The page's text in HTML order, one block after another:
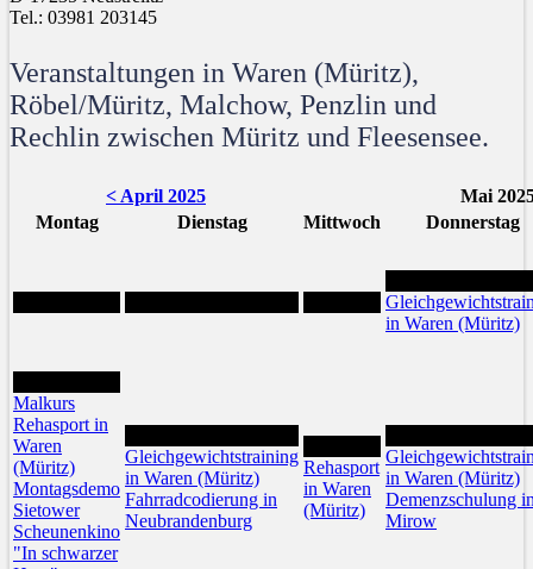
Tel.: 03981 203145
Veranstaltungen in Waren (Müritz),
Röbel/Müritz, Malchow, Penzlin und
Rechlin zwischen Müritz und Fleesensee.
< April 2025
Mai
Montag
Dienstag Mittwoch Donnerstag
in Waren (Müritz)
Malkurs
Rehasport in
Waren
(Müritz)
Montagsdemo
Sietower
Scheunenkino
"In schwarzer
Gleichgewichtstraining
in Waren (Müritz)
Fahrradcodierung in
Neubrandenburg
Rehasport
in Waren
(Müritz)
in Waren (Müritz)
Demenzschulung
Mirow